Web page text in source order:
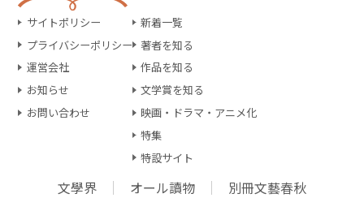
サイトポリシー
プライバシーポリシー
運営会社
お知らせ
お問い合わせ
新着一覧
著者を知る
作品を知る
文学賞を知る
映画・ドラマ・アニメ化
特集
特設サイト
文學界 オール讀物 別冊文藝春秋